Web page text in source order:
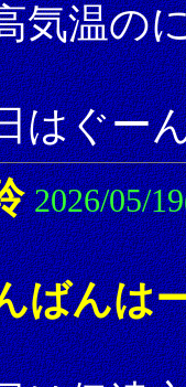
気温の
はぐー
2026/05/
ばんは